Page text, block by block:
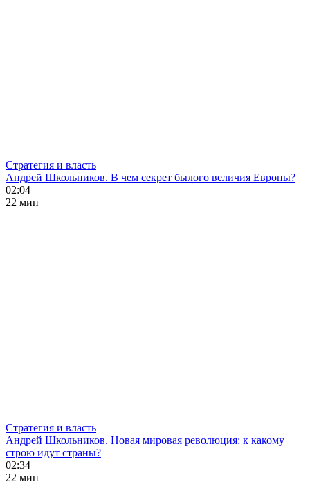
Стратегия и власть
Андрей Школьников. В чем секрет былого величия Европы?
02:04
22 мин
Стратегия и власть
Андрей Школьников. Новая мировая революция: к какому
строю идут страны?
02:34
22 мин